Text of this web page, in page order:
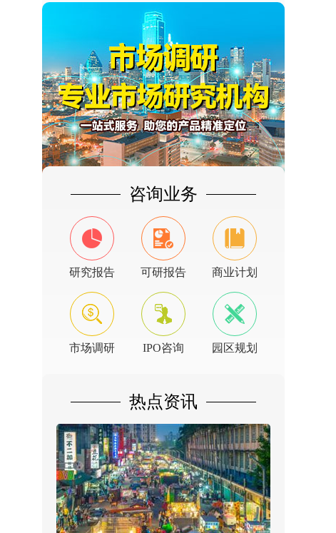
咨询业务
研究报告 可研报告 商业计划
市场调研 IPO咨询 园区规划
热点资讯